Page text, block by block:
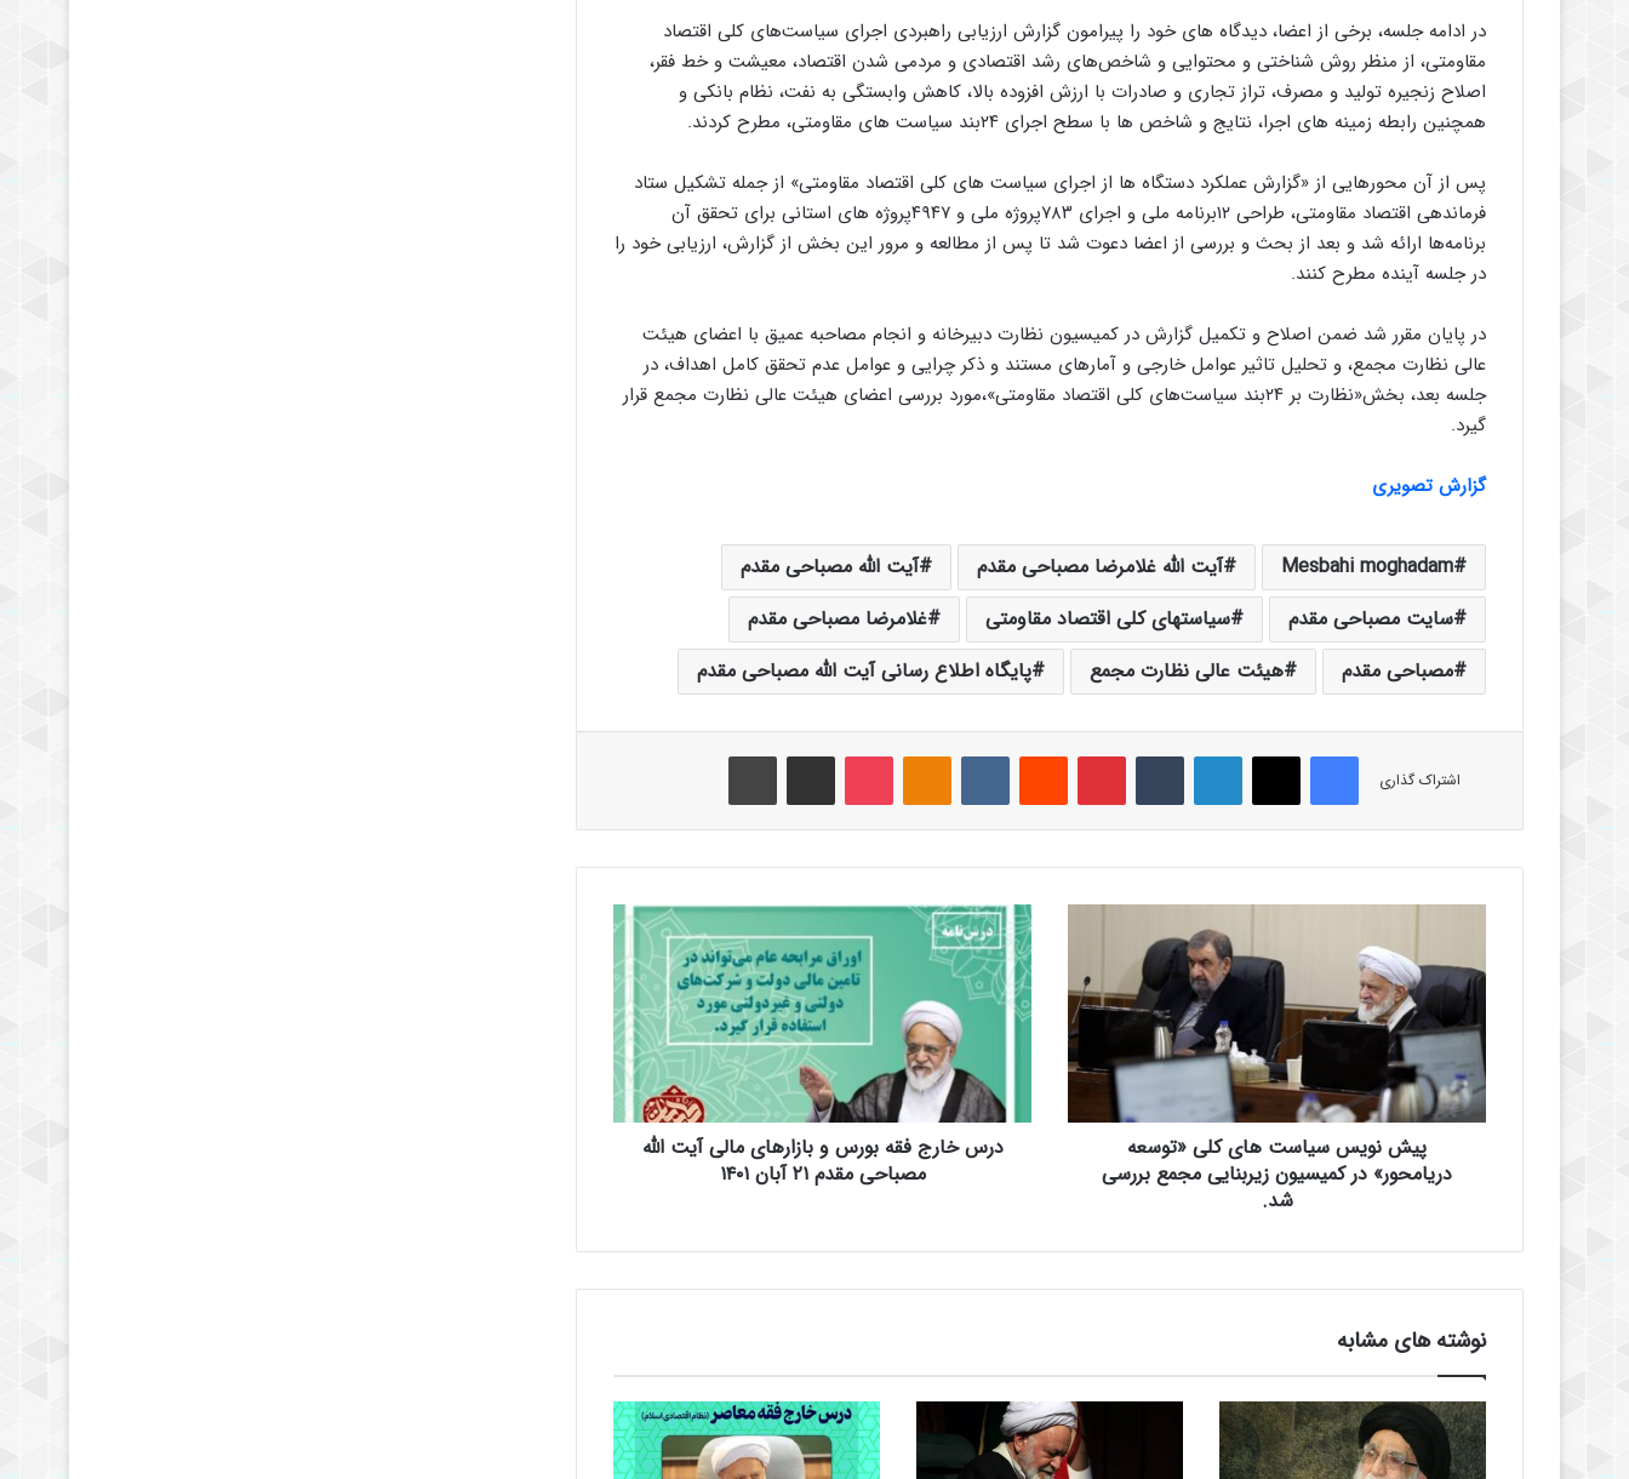
در ادامه جلسه، برخی از اعضا، دیدگاه های خود را پیرامون گزارش ارزیابی راهبردی اجرای سیاست‌های کلی اقتصاد
مقاومتی، از منظر روش شناختی و محتوایی و شاخص‌های رشد اقتصادی و مردمی شدن اقتصاد، معیشت و خط فقر،
اصلاح زنجیره تولید و مصرف، تراز تجاری و صادرات با ارزش افزوده بالا، کاهش وابستگی به نفت، نظام بانکی و
همچنین رابطه زمینه های اجرا، نتایج و شاخص ها با سطح اجرای ۲۴بند سیاست های مقاومتی، مطرح کردند.
پس از آن محورهایی از «گزارش عملکرد دستگاه ها از اجرای سیاست های کلی اقتصاد مقاومتی» از جمله تشکیل ستاد
فرماندهی اقتصاد مقاومتی، طراحی ۱۲برنامه ملی و اجرای ۷۸۳پروژه ملی و ۴۹۴۷پروژه های استانی برای تحقق آن
برنامه‌ها ارائه شد و بعد از بحث و بررسی از اعضا دعوت شد تا پس از مطالعه و مرور این بخش از گزارش، ارزیابی خود را
در جلسه آینده مطرح کنند.
در پایان مقرر شد ضمن اصلاح و تکمیل گزارش در کمیسیون نظارت دبیرخانه و انجام مصاحبه عمیق با اعضای هیئت
عالی نظارت مجمع، و تحلیل تاثیر عوامل خارجی و آمارهای مستند و ذکر چرایی و عوامل عدم تحقق کامل اهداف، در
جلسه بعد، بخش«نظارت بر ۲۴بند سیاست‌های کلی اقتصاد مقاومتی»،مورد بررسی اعضای هیئت عالی نظارت مجمع قرار
گیرد.
گزارش تصویری
Mesbahi moghadam آیت الله غلامرضا مصباحی مقدم
آیت الله مصباحی مقدم
سایت مصباحی مقدم
سیاستهای کلی اقتصاد مقاومتی
غلامرضا مصباحی مقدم
مصباحی مقدم
هیئت عالی نظارت مجمع پایگاه اطلاع رسانی آیت الله مصباحی مقدم
اشتراک گذاری
فیس بوک لینکدین ‫پین‌ترست ‫رددیت پاکت اشتراک گذاری از طریق ایمیل
ش
و
ی
س
س
ی
ا
ی
«
ت
و
س
پیش نویس سیاست های کلی «توسعه
دریامحور» در کمیسیون زیربنایی مجمع بررسی
شد.
د
ر
س
خ
ا
ق
س
ا
ر
ه
ا
درس خارج فقه بورس و بازارهای مالی آیت الله
مصباحی مقدم ۲۱ آبان ۱۴۰۱
نوشته های مشابه